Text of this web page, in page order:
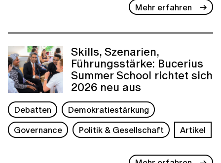
Mehr erfahren
Skills, Szenarien,
Führungsstärke: Bucerius
Summer School richtet sich
2026 neu aus
Debatten
Demokratiestärkung
Governance
Politik & Gesellschaft Artikel